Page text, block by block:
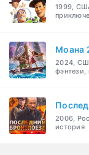
1999,
Моана
2024,
фэнтези,
2006,
история